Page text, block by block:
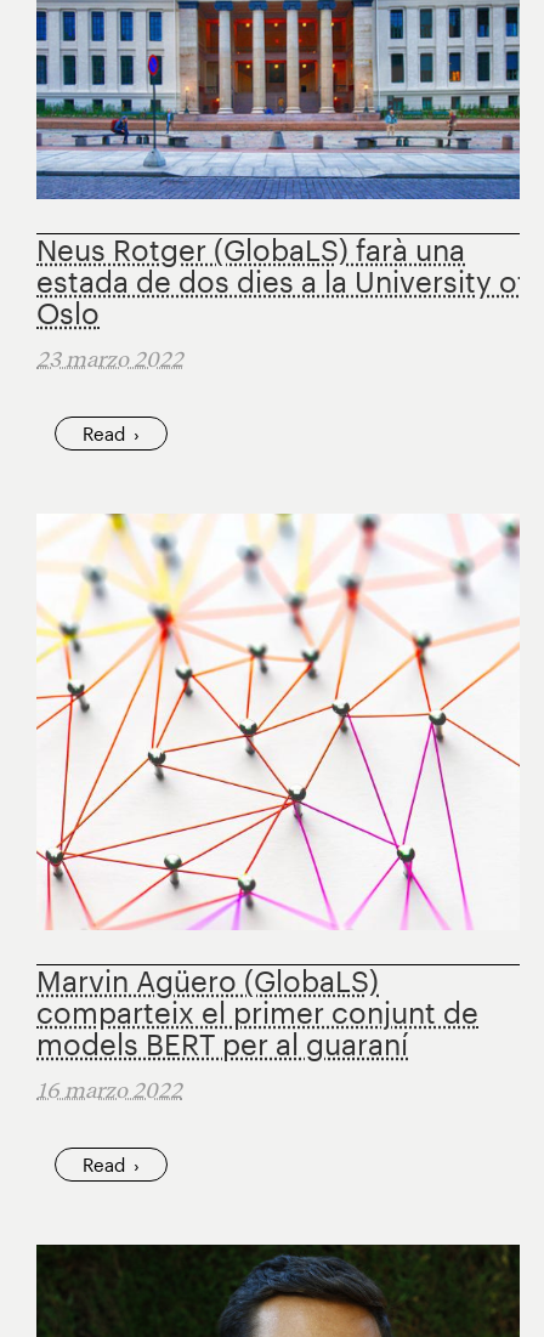
Neus Rotger (GlobaLS) farà una
estada de dos dies a la University of
Oslo
23 marzo 2022
Read
Marvin Agüero (GlobaLS)
comparteix el primer conjunt de
models BERT per al guaraní
16 marzo 2022
Read